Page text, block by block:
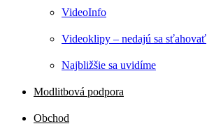
VideoInfo
Videoklipy – nedajú sa sťahovať
Najbližšie sa uvidíme
Modlitbová podpora
Obchod